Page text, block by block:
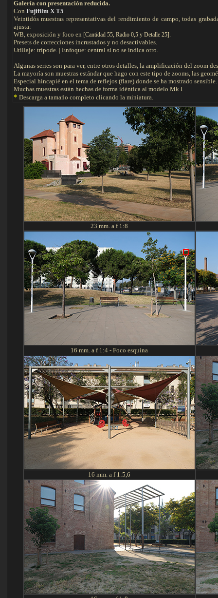
Galería con presentación reducida.
Con Fujifilm X T5
Veintidós muestras representativas del rendimiento de campo, todas
ajusta:
WB, exposición y foco en [Cantidad 55, Radio 0,5 y Detalle 25].
Presets de correcciones incrustados y no desactivables.
Utillaje: trípode. | Enfoque: central si no se indica otro.
Algunas series son para ver, entre otros detalles, la amplificación del zoom
La mayoría son muestras estándar que hago con este tipo de zooms, las
Especial hincapié en el tema de reflejos (flare) donde se ha mostrado sensible.
Muchas muestras están hechas de forma idéntica al modelo Mk I
* Descarga a tamańo completo clicando la miniatura.
23 mm. a f 1:8
16 mm. a f 1:4 - Foco esquina
16 mm. a f 1:5,6